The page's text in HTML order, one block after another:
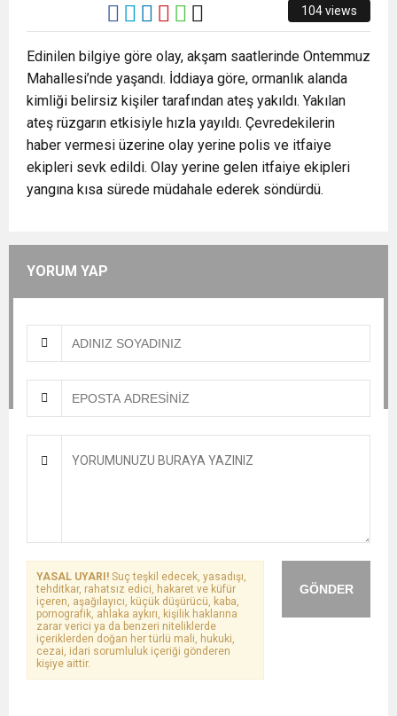
ZİYARET ETTİ.
104 views
Edinilen bilgiye göre olay, akşam saatlerinde Ontemmuz
Mahallesi’nde yaşandı. İddiaya göre, ormanlık alanda
kimliği belirsiz kişiler tarafından ateş yakıldı. Yakılan
ateş rüzgarın etkisiyle hızla yayıldı. Çevredekilerin
haber vermesi üzerine olay yerine polis ve itfaiye
ekipleri sevk edildi. Olay yerine gelen itfaiye ekipleri
yangına kısa sürede müdahale ederek söndürdü.
YORUM YAP
GÖNDER
YASAL UYARI! Suç teşkil edecek, yasadışı,
tehditkar, rahatsız edici, hakaret ve küfür
içeren, aşağılayıcı, küçük düşürücü, kaba,
pornografik, ahlaka aykırı, kişilik haklarına
zarar verici ya da benzeri niteliklerde
içeriklerden doğan her türlü mali, hukuki,
cezai, idari sorumluluk içeriği gönderen
kişiye aittir.